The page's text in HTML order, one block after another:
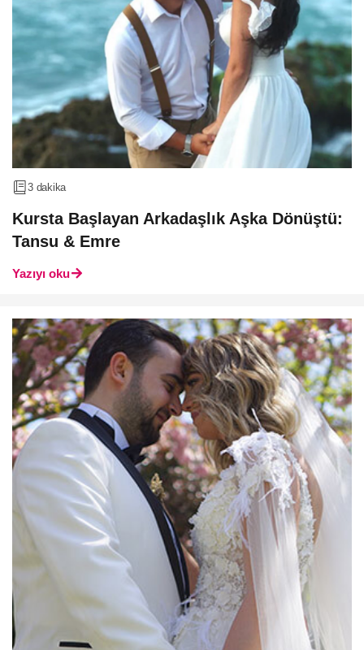
3 dakika
Kursta Başlayan Arkadaşlık Aşka Dönüştü:
Tansu & Emre
Yazıyı oku